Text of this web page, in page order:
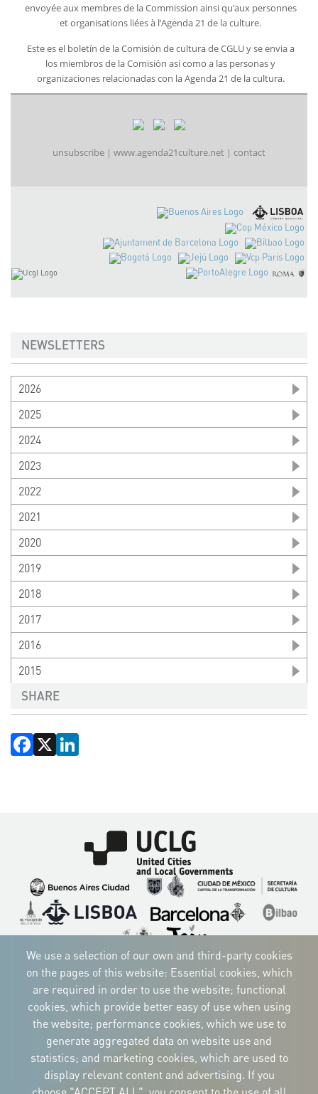
envoyée aux membres de la Commission ainsi qu’aux personnes
et organisations liées à l’Agenda 21 de la culture.
Este es el boletín de la Comisión de cultura de CGLU y se envia a
los miembros de la Comisión así como a las personas y
organizaciones relacionadas con la Agenda 21 de la cultura.
unsubscribe | www.agenda21culture.net | contact
NEWSLETTERS
2026
2025
2024
2023
2022
2021
2020
2019
2018
2017
2016
2015
SHARE
Facebook
X
Imagen
Imagen
Imagen
ImagenImagen Imagen
Imagen
ImagenImagenImagen
CORPORATIVE IDENTITY
Download
and the manual
CONTACT
Carrer Avinyó, 15
08002 Barcelona
culture@uclg.org
We use a selection of our own and third-party cookies
on the pages of this website: Essential cookies, which
are required in order to use the website; functional
cookies, which provide better easy of use when using
the website; performance cookies, which we use to
generate aggregated data on website use and
statistics; and marketing cookies, which are used to
display relevant content and advertising. If you